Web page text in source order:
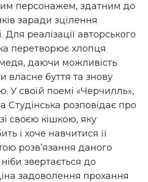
персонажем, здатним до
заради зцілення
реалізації авторського
перетворює хлопця
даючи можливість
власне буття та знову
У своїй поемі «Черчилль»,
Студінська розповідає про
зі своєю кішкою, яку
і хоче навчитися її
розв’язання даного
звертається до
задоволення прохання